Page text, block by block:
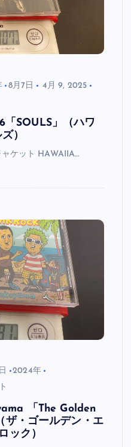
8月7日
4月 9, 2025
SOULS」（ハワ
）
ケット HAWAIIA…
2024年
「The Golden
・ゴールデン・エ
ック）